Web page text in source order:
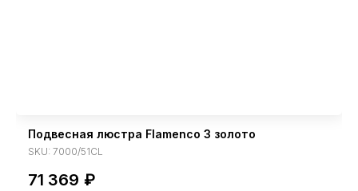
Подвесная люстра Flamenco 3 золото
SKU: 7000/51CL
71 369 ₽